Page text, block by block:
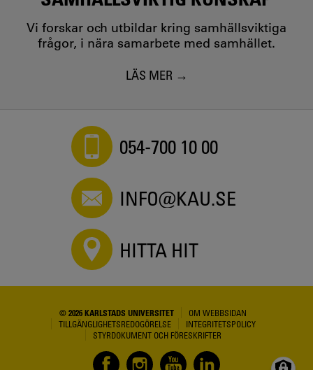
Vi forskar och utbildar kring samhällsviktiga
frågor, i nära samarbete med samhället.
LÄS MER
054-700 10 00
INFO@KAU.SE
HITTA HIT
© 2026 KARLSTADS UNIVERSITET
OM WEBBSIDAN
TILLGÄNGLIGHETSREDOGÖRELSE
INTEGRITETSPOLICY
STYRDOKUMENT OCH FÖRESKRIFTER